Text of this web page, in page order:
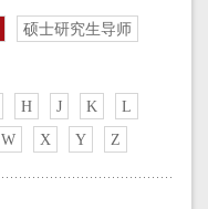
硕士研究生导师
H J K
L
W X Y Z